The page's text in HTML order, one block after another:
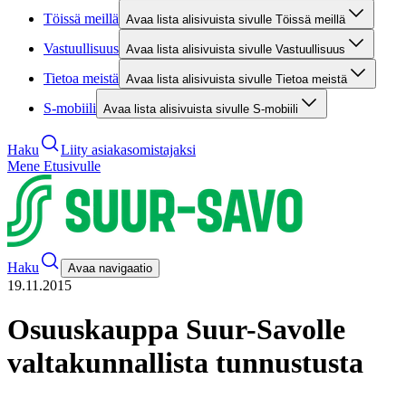
Töissä meillä Avaa lista alisivuista sivulle Töissä meillä
Vastuullisuus Avaa lista alisivuista sivulle Vastuullisuus
Tietoa meistä Avaa lista alisivuista sivulle Tietoa meistä
S-mobiili Avaa lista alisivuista sivulle S-mobiili
Haku
Liity asiakasomistajaksi
Mene Etusivulle
Haku Avaa navigaatio
19.11.2015
Osuuskauppa Suur-Savolle
valtakunnallista tunnustusta